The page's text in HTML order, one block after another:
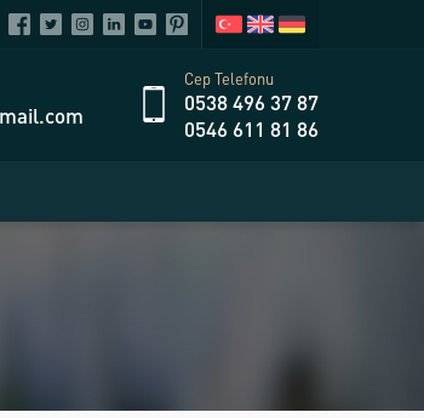
Cep Telefonu
0538 496 37 87
0546 611 81 86